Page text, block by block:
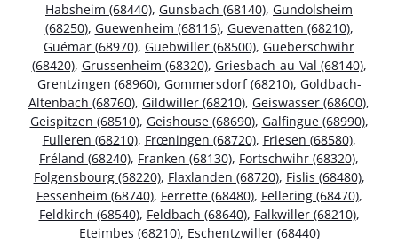
Habsheim (68440), Gunsbach (68140), Gundolsheim
(68250), Guewenheim (68116), Guevenatten (68210),
Guémar (68970), Guebwiller (68500), Gueberschwihr
(68420), Grussenheim (68320), Griesbach-au-Val (68140),
Grentzingen (68960), Gommersdorf (68210), Goldbach-
Altenbach (68760), Gildwiller (68210), Geiswasser (68600),
Geispitzen (68510), Geishouse (68690), Galfingue (68990),
Fulleren (68210), Frœningen (68720), Friesen (68580),
Fréland (68240), Franken (68130), Fortschwihr (68320),
Folgensbourg (68220), Flaxlanden (68720), Fislis (68480),
Fessenheim (68740), Ferrette (68480), Fellering (68470),
Feldkirch (68540), Feldbach (68640), Falkwiller (68210),
Eteimbes (68210), Eschentzwiller (68440)